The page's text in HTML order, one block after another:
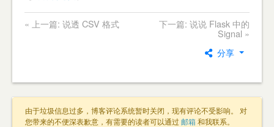
« 上一篇: 说透 CSV 格式 下一篇: 说说 Flask 中的
Signal »
分享
由于垃圾信息过多，博客评论系统暂时关闭，现有评论不受影响。 对
您带来的不便深表歉意，有需要的读者可以通过 邮箱 和我联系。